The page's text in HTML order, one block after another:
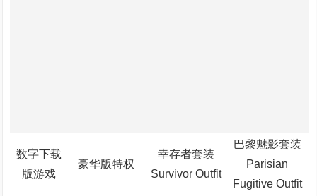
数字下载
版游戏
豪华版特权
幸存者套装
Survivor Outfit
巴黎魅影套装
Parisian
Fugitive Outfit